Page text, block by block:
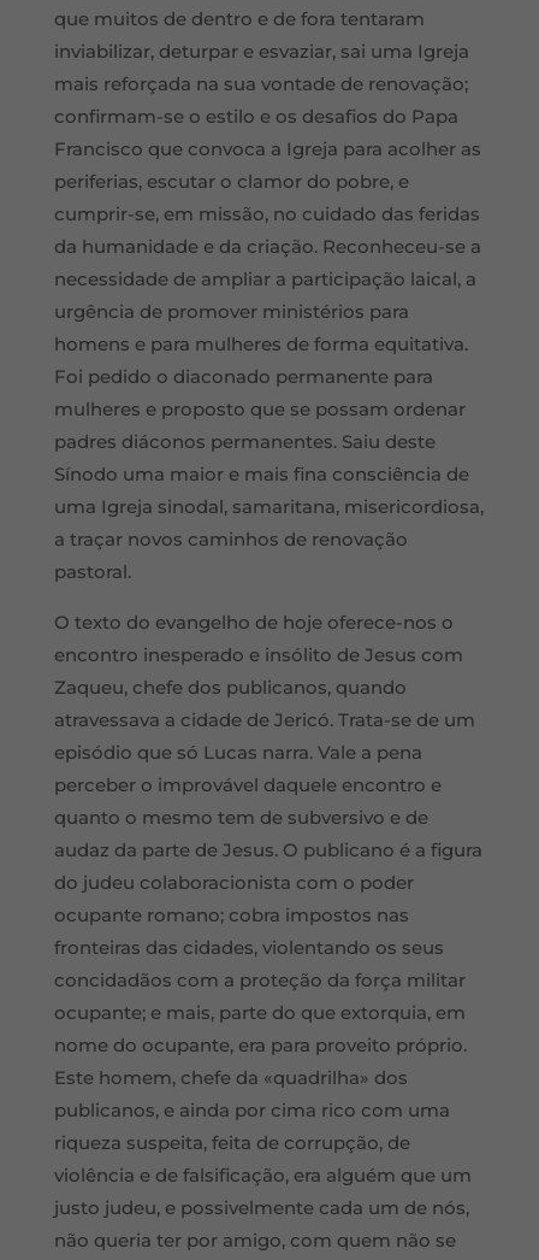
que muitos de dentro e de fora tentaram
inviabilizar, deturpar e esvaziar, sai uma Igreja
mais reforçada na sua vontade de renovação;
confirmam-se o estilo e os desafios do Papa
Francisco que convoca a Igreja para acolher as
periferias, escutar o clamor do pobre, e
cumprir-se, em missão, no cuidado das feridas
da humanidade e da criação. Reconheceu-se a
necessidade de ampliar a participação laical, a
urgência de promover ministérios para
homens e para mulheres de forma equitativa.
Foi pedido o diaconado permanente para
mulheres e proposto que se possam ordenar
padres diáconos permanentes. Saiu deste
Sínodo uma maior e mais fina consciência de
uma Igreja sinodal, samaritana, misericordiosa,
a traçar novos caminhos de renovação
pastoral.
O texto do evangelho de hoje oferece-nos o
encontro inesperado e insólito de Jesus com
Zaqueu, chefe dos publicanos, quando
atravessava a cidade de Jericó. Trata-se de um
episódio que só Lucas narra. Vale a pena
perceber o improvável daquele encontro e
quanto o mesmo tem de subversivo e de
audaz da parte de Jesus. O publicano é a figura
do judeu colaboracionista com o poder
ocupante romano; cobra impostos nas
fronteiras das cidades, violentando os seus
concidadãos com a proteção da força militar
ocupante; e mais, parte do que extorquia, em
nome do ocupante, era para proveito próprio.
Este homem, chefe da «quadrilha» dos
publicanos, e ainda por cima rico com uma
riqueza suspeita, feita de corrupção, de
violência e de falsificação, era alguém que um
justo judeu, e possivelmente cada um de nós,
não queria ter por amigo, com quem não se